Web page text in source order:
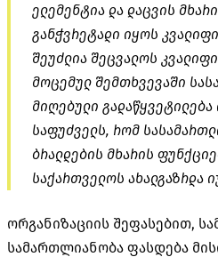
ელემენტია და დაცვის
განჭვრეტადი იყოს
შეუძლია შეცვალოს
მოცემულ შემთხვევაში
მიღებული გადაწყვეტილება
საფუძველს, რომ
ბრალდების მხარის
საქართველოს ახალგაზრდა
ორგანიზაციის შეფასებით,
სამართლიანობა ფასდება